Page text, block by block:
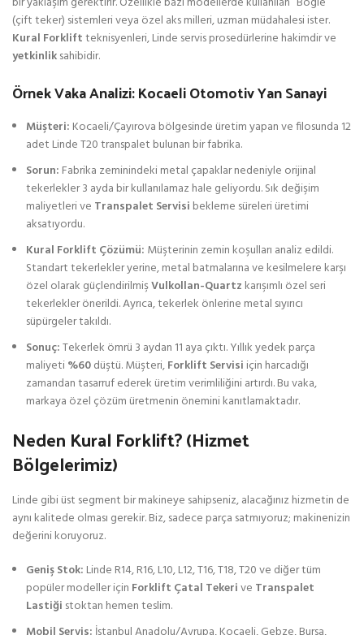
(çift teker) sistemleri veya özel aks milleri, uzman müdahalesi ister.
Kural Forkliftteknisyenleri, Linde servis prosedürlerine hakimdir ve
yetkinliksahibidir.
Örnek Vaka Analizi: Kocaeli Otomotiv Yan Sanayi
Müşteri: Kocaeli/Çayırova bölgesinde üretim yapan ve filosunda 12
adet Linde T20 transpalet bulunan bir fabrika.
Sorun: Fabrika zeminindeki metal çapaklar nedeniyle orijinal
tekerlekler 3 ayda bir kullanılamaz hale geliyordu. Sık değişim
maliyetleri ve Transpalet Servisi bekleme süreleri üretimi
aksatıyordu.
Kural Forklift Çözümü: Müşterinin zemin koşulları analiz edildi.
Standart tekerlekler yerine, metal batmalarına ve kesilmelere karşı
özel olarak güçlendirilmişVulkollan-Quartz karışımlı özel seri
tekerlekler önerildi. Ayrıca, tekerlek önlerine metal sıyırıcı
süpürgeler takıldı.
Sonuç:Tekerlek ömrü 3 aydan 11 aya çıktı. Yıllık yedek parça
maliyeti%60düştü. Müşteri,Forklift Servisi için harcadığı
zamandan tasarruf ederek üretim verimliliğini artırdı. Bu vaka,
markaya özel çözüm üretmenin önemini kanıtlamaktadır.
Neden Kural Forklift? (Hizmet
Bölgelerimiz)
Linde gibi üst segment bir makineye sahipseniz, alacağınız hizmetin de
aynı kalitede olması gerekir. Biz, sadece parça satmıyoruz; makinenizin
değerini koruyoruz.
Geniş Stok: Linde R14, R16, L10, L12, T16, T18, T20 ve diğer tüm
popüler modeller için Forklift Çatal Tekerive Transpalet
Lastiği stoktan hemen teslim.